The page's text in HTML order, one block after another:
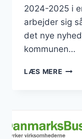
2024-2025 i
arbejder sig
det nye
kommunen…
LÆS MERE